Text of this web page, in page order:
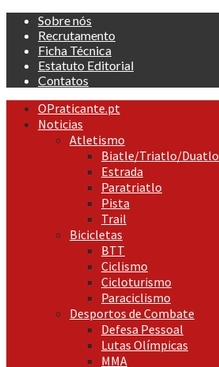
Skip
content
Sobre nós
Recrutamento
Ficha Técnica
Estatuto Editorial
Contatos
Primary
Menu
OPraticante.pt
Noticias
Atletismo
Biatle/Triatlo/Duatlo
Estrada
Paratriatlo
Pista
Trail
Bicicletas
BTT
Ciclismo
Cicloturismo
Paraciclismo
Desportos de Combate
Defesa Pessoal
Lutas Olímpicas
MMA